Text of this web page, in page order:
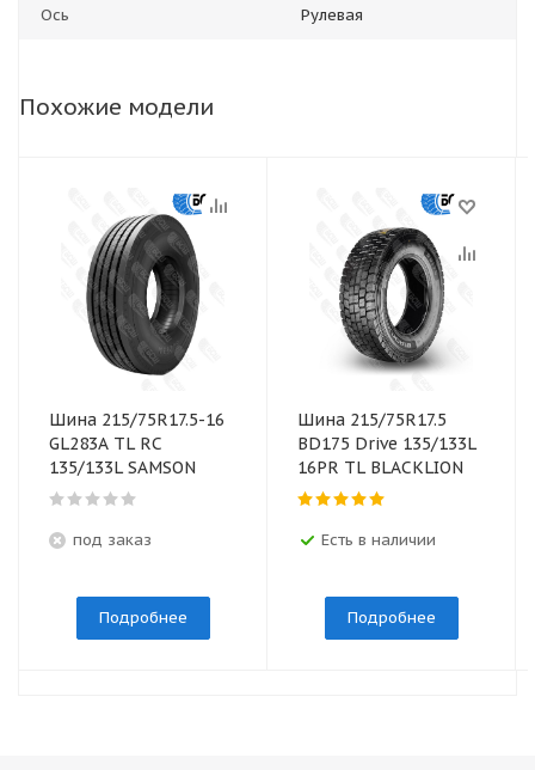
Ось Рулевая
Похожие модели
Шина 215/75R17.5-16
GL283A TL RC
135/133L SAMSON
под заказ
Подробнее
Шина 215/75R17.5
BD175 Drive 135/133L
16PR TL BLACKLION
Есть в наличии
Подробнее